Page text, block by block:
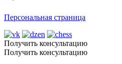
Персональная страница
Получить консультацию
Получить консультацию